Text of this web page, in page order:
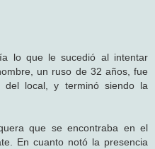
lo que le sucedió al intentar
un ruso de 32 años, fue
del local, y terminó siendo la
que se encontraba en el
En cuanto notó la presencia